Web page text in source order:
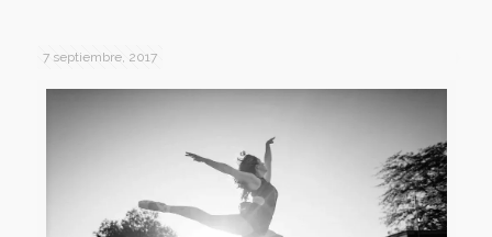
7 septiembre, 2017